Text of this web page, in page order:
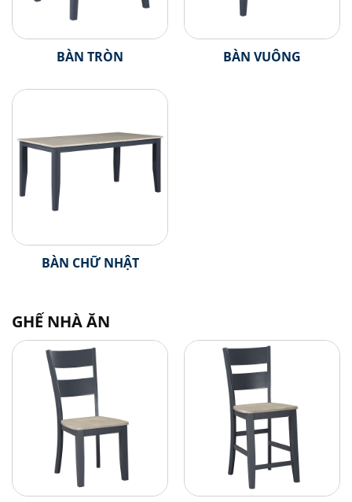
GHẾ BENCH CAO
BỘ BÀN ĂN 4 GHẾ
BỘ BÀN ĂN TRÒN
BỘ BÀN ĂN CHỮ NHẬT
BÀN TRÒN BÀN VUÔNG
BÀN CHỮ NHẬT
GHẾ NHÀ ĂN